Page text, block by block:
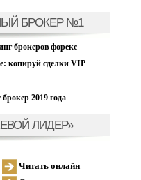
БРОКЕР №1
брокеров форекс
копируй сделки VIP
2019 года
ЛИДЕР»
Читать онлайн